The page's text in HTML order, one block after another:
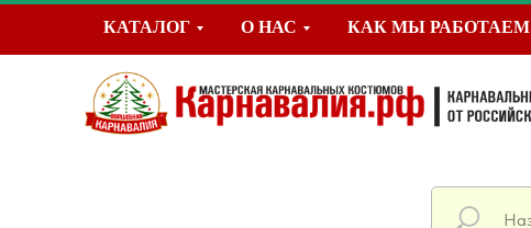
КАТАЛОГ О НАС КАК МЫ РАБОТАЕМ